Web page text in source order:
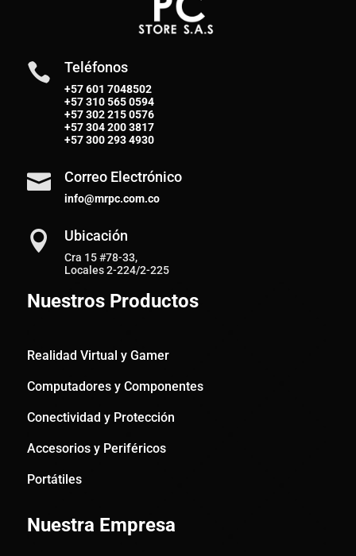
 Teléfonos
+57 601 7048502
+57310 565 0594
+57302 215 0576
+57304 200 3817
+57300 293 4930
 Correo Electrónico
info@mrpc.com.co
 Ubicación
Cra 15 #78-33,
Locales 2-224/2-225
Nuestros Productos
Realidad Virtual y Gamer
Computadores y Componentes
Conectividad y Protección
Accesorios y Periféricos
Portátiles
Nuestra Empresa